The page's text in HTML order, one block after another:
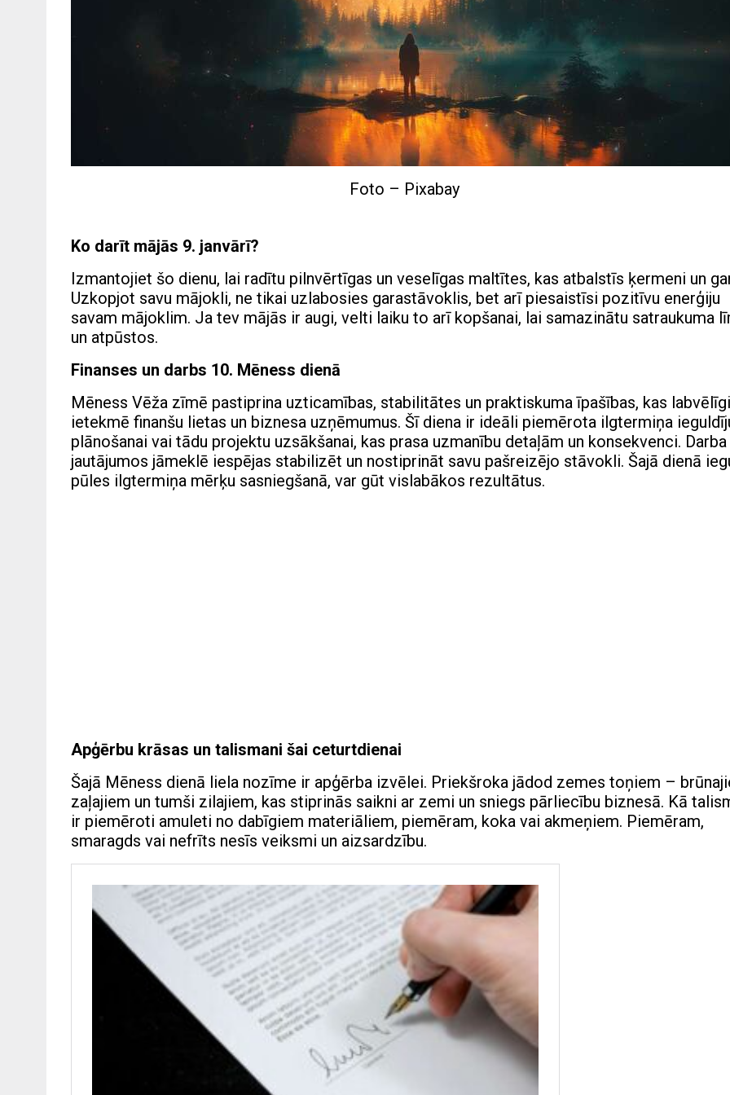
Foto – Pixabay
Ko darīt mājās 9. janvārī?
Izmantojiet šo dienu, lai radītu pilnvērtīgas un veselīgas maltītes, kas atbalstīs ķermeni un
Uzkopjot savu mājokli, ne tikai uzlabosies garastāvoklis, bet arī piesaistīsi pozitīvu enerģiju
savam mājoklim. Ja tev mājās ir augi, velti laiku to arī kopšanai, lai samazinātu satraukuma
un atpūstos.
Finanses un darbs 10. Mēness dienā
Mēness Vēža zīmē pastiprina uzticamības, stabilitātes un praktiskuma īpašības, kas labvēlīgi
ietekmē finanšu lietas un biznesa uzņēmumus. Šī diena ir ideāli piemērota ilgtermiņa
plānošanai vai tādu projektu uzsākšanai, kas prasa uzmanību detaļām un konsekvenci. Darba
jautājumos jāmeklē iespējas stabilizēt un nostiprināt savu pašreizējo stāvokli. Šajā dienā
pūles ilgtermiņa mērķu sasniegšanā, var gūt vislabākos rezultātus.
Apģērbu krāsas un talismani šai ceturtdienai
Šajā Mēness dienā liela nozīme ir apģērba izvēlei. Priekšroka jādod zemes toņiem –
zaļajiem un tumši zilajiem, kas stiprinās saikni ar zemi un sniegs pārliecību biznesā. Kā
ir piemēroti amuleti no dabīgiem materiāliem, piemēram, koka vai akmeņiem. Piemēram,
smaragds vai nefrīts nesīs veiksmi un aizsardzību.